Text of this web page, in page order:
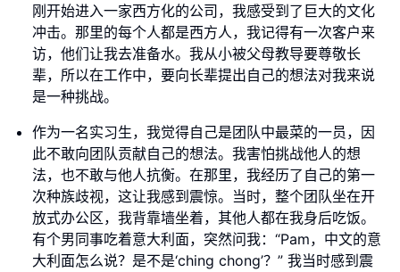
刚开始进入一家西方化的公司，我感受到了巨大的文化
冲击。那里的每个人都是西方人，我记得有一次客户来
访，他们让我去准备水。我从小被父母教导要尊敬长
辈，所以在工作中，要向长辈提出自己的想法对我来说
是一种挑战。
作为一名实习生，我觉得自己是团队中最菜的一员，因
此不敢向团队贡献自己的想法。我害怕挑战他人的想
法，也不敢与他人抗衡。在那里，我经历了自己的第一
次种族歧视，这让我感到震惊。当时，整个团队坐在开
放式办公区，我背靠墙坐着，其他人都在我身后吃饭。
有个男同事吃着意大利面，突然问我：“Pam，中文的意
大利面怎么说？是不是‘ching chong’？” 我当时感到震